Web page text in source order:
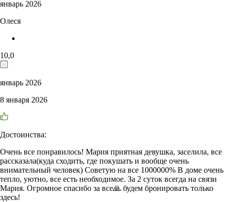
январь 2026
Олеся
10,0
январь 2026
8 января 2026
Достоинства:
Очень все понравилось! Мария приятная девушка, заселила, все
рассказала(куда сходить, где покушать и вообще очень
внимательный человек) Советую на все 1000000% В доме очень
тепло, уютно, все есть необходимое. За 2 суток всегда на связи
Мария. Огромное спасибо за все🙏 будем бронировать только
здесь!